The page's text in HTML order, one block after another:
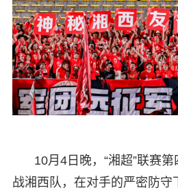
10月4日晚，“湘超”联赛
战湘西队，在对手的严密防守